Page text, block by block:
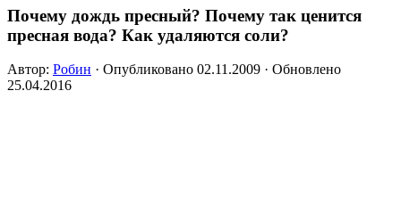
Почему дождь пресный? Почему так ценится
пресная вода? Как удаляются соли?
Автор: Робин · Опубликовано 02.11.2009 · Обновлено
25.04.2016